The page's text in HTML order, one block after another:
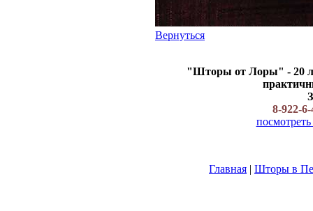
Вернуться
"Шторы от Лоры" - 20
8-922-
Главная | Шторы в